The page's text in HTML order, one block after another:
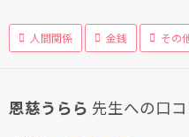
人間関係 金銭 その
恩慈うらら 先生への口コ